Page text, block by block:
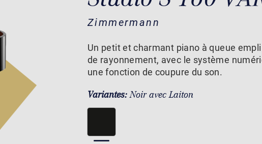
Zimmermann
Un petit et charmant piano à queue
de rayonnement, avec le système
une fonction de coupure du son.
Variantes:Noir avec Laiton